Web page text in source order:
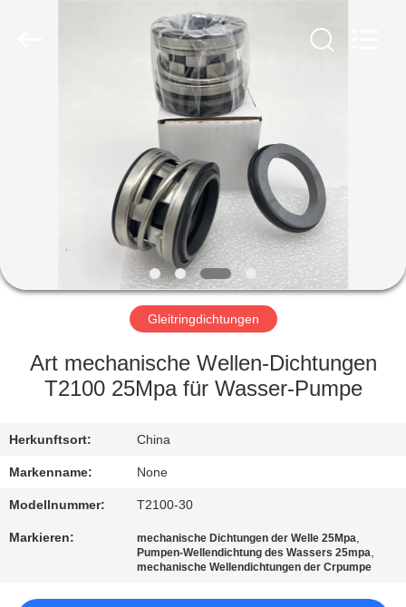
PRODUKTE
FABRIK-
QUALITÄTSKONTROLLE
TRETEN
SIE
MIT
UNS
Gleitringdichtungen
Art mechanische Wellen-Dichtungen
T2100 25Mpa für Wasser-Pumpe
Herkunftsort: China
Markenname: None
Modellnummer: T2100-30
Markieren: mechanische Dichtungen der Welle 25Mpa,
Pumpen-Wellendichtung des Wassers 25mpa,
mechanische Wellendichtungen der Crpumpe